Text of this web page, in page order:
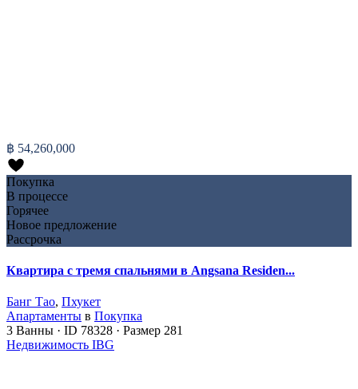
฿ 54,260,000
Покупка
В процессе
Горячее
Новое предложение
Рассрочка
Квартира с тремя спальнями в Angsana Residen...
Банг Тао, Пхукет
Апартаменты в Покупка
3 Ванны · ID 78328 · Размер 281
Недвижимость IBG